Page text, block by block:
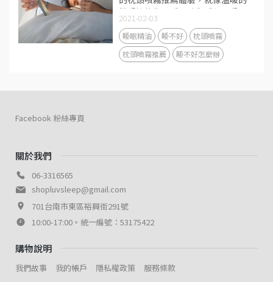
雙手擁抱你入睡，陪你睡得更香更
甜
2021-02-03
睡眠精油 睡不好
枕頭噴霧
枕頭噴霧推薦
睡不好怎麼辦
關於我們
06-3316565
shopluvsleep@gmail.com
701台南市東區裕興街291號
10:00-17:00。統一編號：53175422
購物說明
我們故事 我的帳戶 隱私權政策 服務條款
Facebook 粉絲專頁